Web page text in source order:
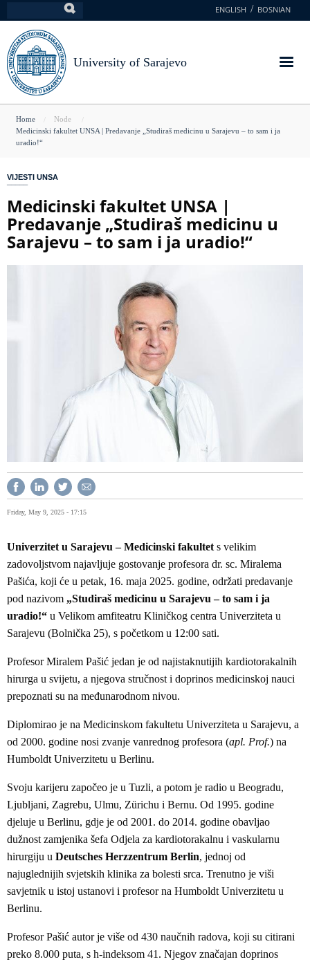
to
main
content
ENGLISH BOSNIAN
University of Sarajevo
You
are
Home
Node
Medicinski fakultet UNSA | Predavanje „Studiraš medicinu u Sarajevu – to sam i ja
uradio!“
VIJESTI UNSA
Medicinski fakultet UNSA |
Predavanje „Studiraš medicinu u
Sarajevu – to sam i ja uradio!“
Friday, May 9, 2025 - 17:15
Univerzitet u Sarajevu – Medicinski fakultet s velikim
zadovoljstvom najavljuje gostovanje profesora dr. sc. Miralema
Pašića, koji će u petak, 16. maja 2025. godine, održati predavanje
pod nazivom „Studiraš medicinu u Sarajevu – to sam i ja
uradio!“ u Velikom amfiteatru Kliničkog centra Univerziteta u
Sarajevu (Bolnička 25), s početkom u 12:00 sati.
Profesor Miralem Pašić jedan je od najistaknutijih kardiotorakalnih
hirurga u svijetu, a njegova stručnost i doprinos medicinskoj nauci
prepoznati su na međunarodnom nivou.
Diplomirao je na Medicinskom fakultetu Univerziteta u Sarajevu, a
od 2000. godine nosi zvanje vanrednog profesora (apl. Prof.) na
Humboldt Univerzitetu u Berlinu.
Svoju karijeru započeo je u Tuzli, a potom je radio u Beogradu,
Ljubljani, Zagrebu, Ulmu, Zürichu i Bernu. Od 1995. godine
djeluje u Berlinu, gdje je od 2001. do 2014. godine obavljao
dužnost zamjenika šefa Odjela za kardiotorakalnu i vaskularnu
hirurgiju u Deutsches Herzzentrum Berlin, jednoj od
najuglednijih svjetskih klinika za bolesti srca. Trenutno je viši
savjetnik u istoj ustanovi i profesor na Humboldt Univerzitetu u
Berlinu.
Profesor Pašić autor je više od 430 naučnih radova, koji su citirani
preko 8.000 puta, s h-indeksom 41. Njegov značajan doprinos